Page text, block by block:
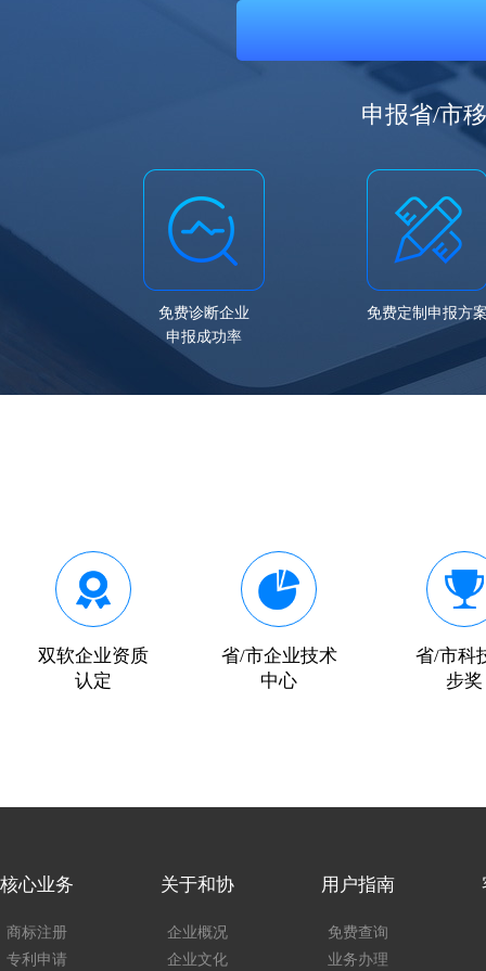
申报省/市
免费诊断企业
申报成功率
免费定制申报方
双软企业资质
认定
省/市企业技术
中心
省/市科
步奖
核心业务
商标注册
专利申请
关于和协
企业概况
企业文化
用户指南
免费查询
业务办理